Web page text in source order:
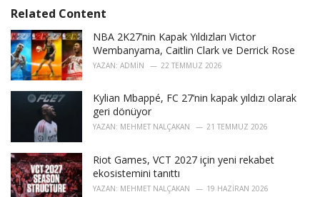
r
i
e
s
:
:Related Content
NBA 2K27’nin Kapak Yıldızları Victor
Wembanyama, Caitlin Clark ve Derrick Rose
YAZAN: ADMIN 22 TEMMUZ 2026
Kylian Mbappé, FC 27’nin kapak yıldızı olarak
geri dönüyor
YAZAN: MEHMET NALÇAKAN 21 TEMMUZ 2026
Riot Games, VCT 2027 için yeni rekabet
ekosistemini tanıttı
YAZAN: MEHMET NALÇAKAN 19 HAZIRAN 2026